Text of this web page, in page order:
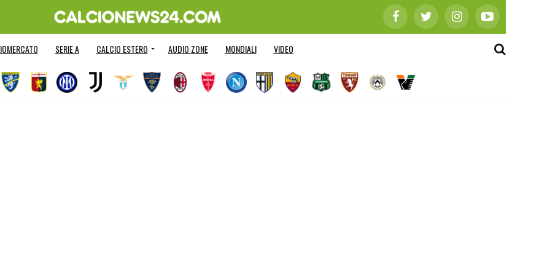
SERIE A CALCIO ESTERO AUDIO ZONE MONDIALI VIDEO